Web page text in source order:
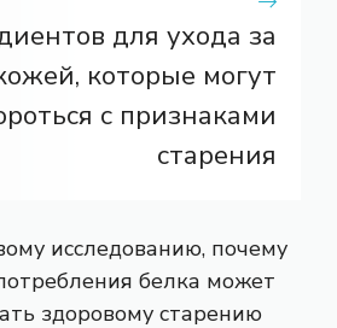
для ухода за
которые могут
с признаками
старения